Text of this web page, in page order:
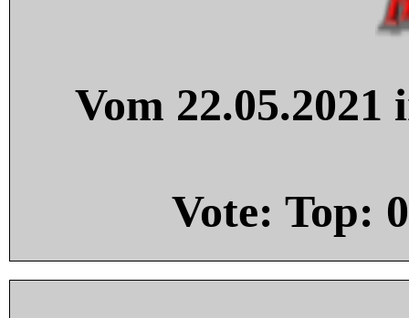
Vom
Vote: Top: 0